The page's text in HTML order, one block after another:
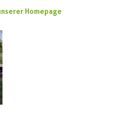
Homepage